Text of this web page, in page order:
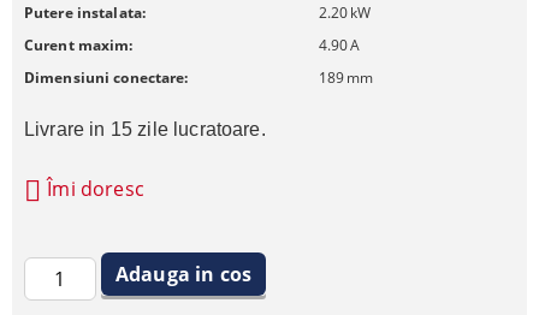
Putere instalata:
2.20kW
Curent maxim:
4.90A
Dimensiuni conectare:
189mm
Livrare in 15 zile lucratoare.
Îmi doresc